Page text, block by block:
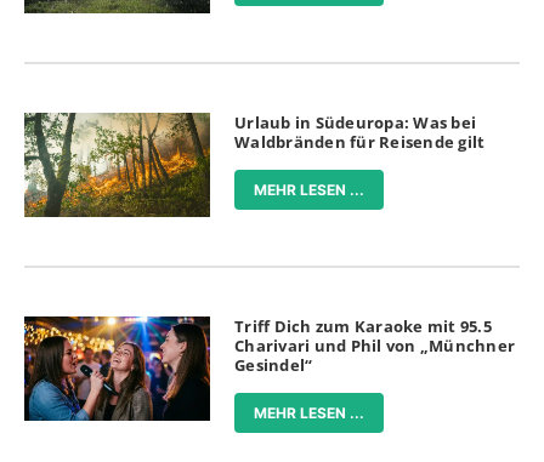
Urlaub in Südeuropa: Was bei
Waldbränden für Reisende gilt
MEHR LESEN ...
Triff Dich zum Karaoke mit 95.5
Charivari und Phil von „Münchner
Gesindel“
MEHR LESEN ...